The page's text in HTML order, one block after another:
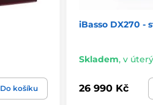
Do košíku
iBasso DX270 -
Skladem, v úterý
26 990 Kč